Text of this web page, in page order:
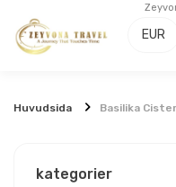
EUR
Huvudsida Basilika
kategorier